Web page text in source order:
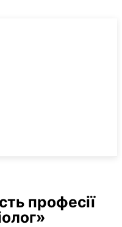
професії